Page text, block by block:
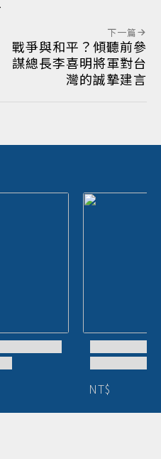
下一篇
戰爭與和平？傾聽前參
謀總長李喜明將軍對台
灣的誠摯建言
NT$